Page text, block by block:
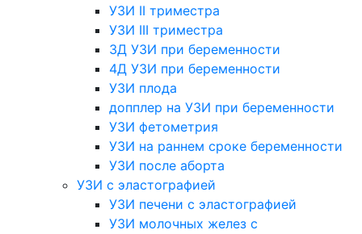
УЗИ II триместра
УЗИ III триместра
3Д УЗИ при беременности
4Д УЗИ при беременности
УЗИ плода
допплер на УЗИ при беременности
УЗИ фетометрия
УЗИ на раннем сроке беременности
УЗИ после аборта
УЗИ с эластографией
УЗИ печени с эластографией
УЗИ молочных желез с